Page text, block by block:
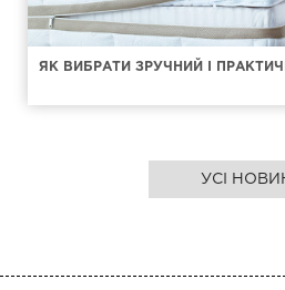
ЯК ВИБРАТИ ЗРУЧНИЙ І
УСІ